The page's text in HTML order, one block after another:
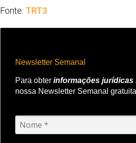
Fonte: TRT3
Newsletter Semanal
Para obter informações jurídicas
nossa Newsletter Semanal